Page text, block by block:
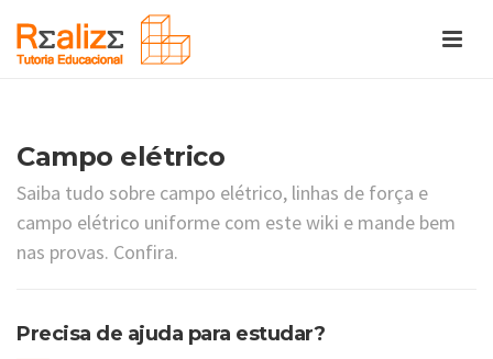
Campo elétrico
Saiba tudo sobre campo elétrico, linhas de força e
campo elétrico uniforme com este wiki e mande bem
nas provas. Confira.
Precisa de ajuda para estudar?